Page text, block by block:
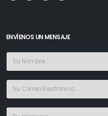
ENVÍENOS UN MENSAJE